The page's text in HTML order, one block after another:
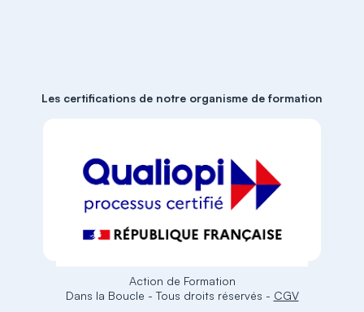
Les certifications de notre organisme de formation
Action de Formation
Dans la Boucle - Tous droits réservés - CGV